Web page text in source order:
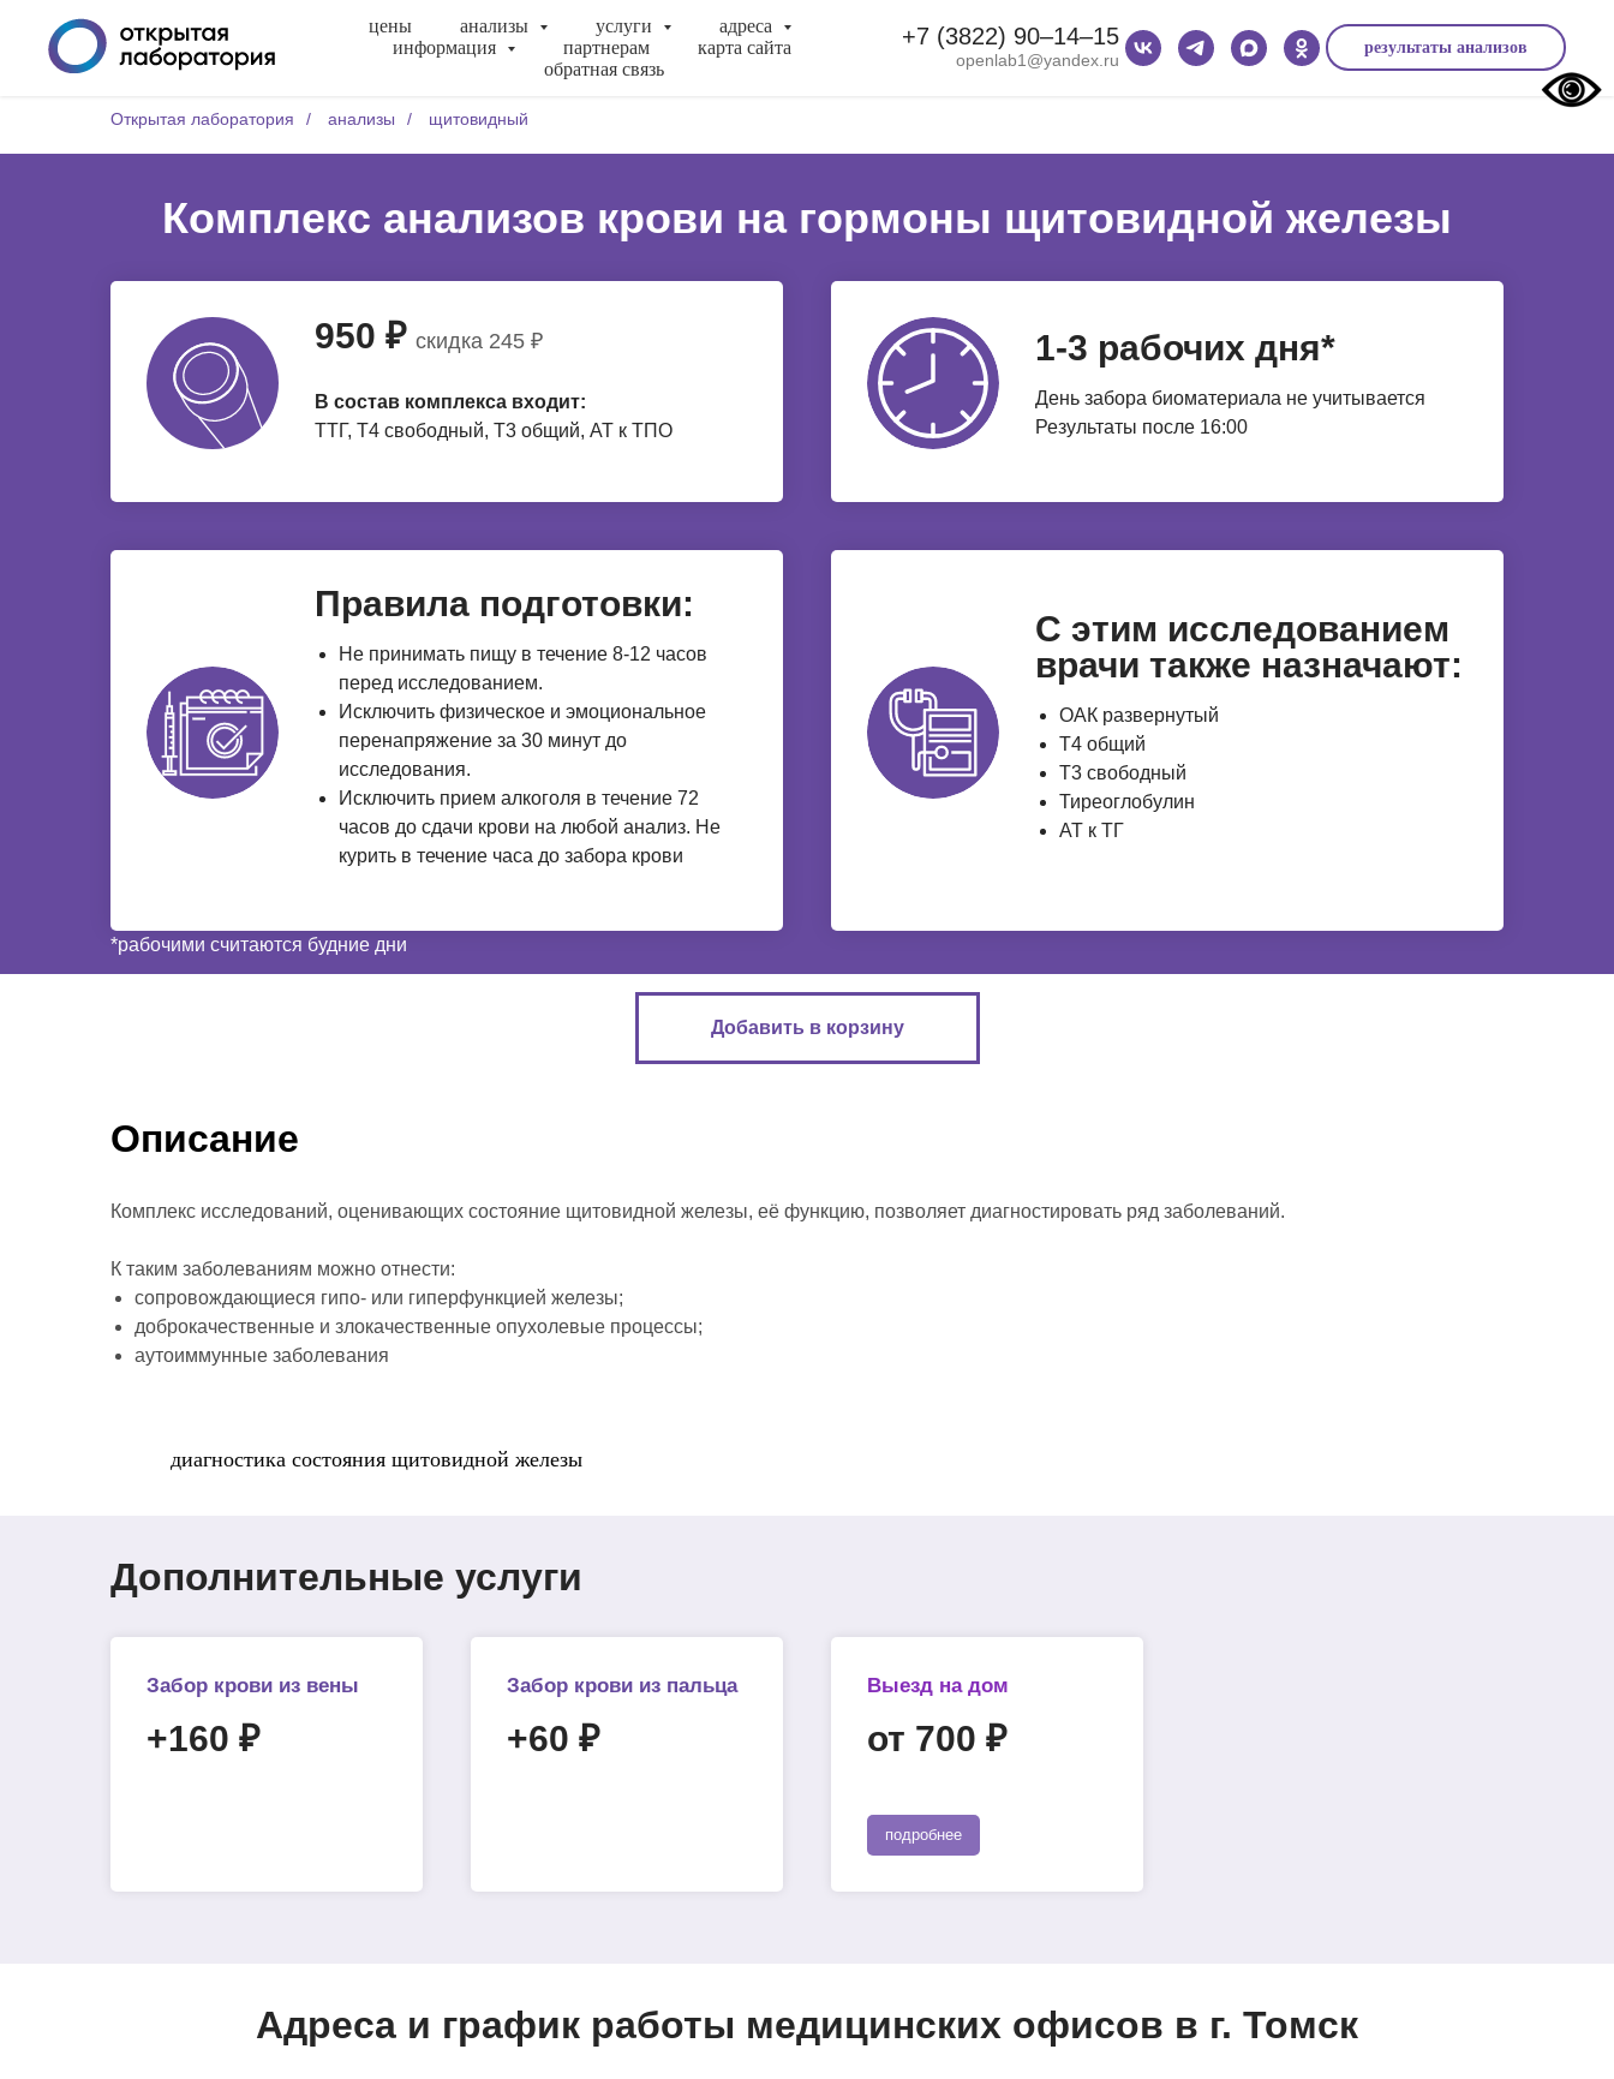
цены анализы услуги
адреса
информация
партнерам
карта сайта
обратная связь
+7 (3822) 90‒14‒15
openlab1@yandex.ru
результаты анализов
Открытая лаборатория / анализы / щитовидный
Комплекс анализов крови на гормоны щитовидной железы
950 ₽ скидка 245 ₽
В состав комплекса входит:
ТТГ, Т4 свободный, Т3 общий, АТ к ТПО
1-3 рабочих дня*
День забора биоматериала не учитывается
Результаты после 16:00
Правила подготовки:
Не принимать пищу в течение 8-12 часов
перед исследованием.
Исключить физическое и эмоциональное
перенапряжение за 30 минут до
исследования.
Исключить прием алкоголя в течение 72
часов до сдачи крови на любой анализ. Не
курить в течение часа до забора крови
С этим исследованием
врачи также назначают:
ОАК развернутый
Т4 общий
Т3 свободный
Тиреоглобулин
АТ к ТГ
*рабочими считаются будние дни
Добавить в корзину
Описание
Комплекс исследований, оценивающих состояние щитовидной железы, её функцию, позволяет диагностировать ряд заболеваний.
К таким заболеваниям можно отнести:
сопровождающиеся гипо- или гиперфункцией железы;
доброкачественные и злокачественные опухолевые процессы;
аутоиммунные заболевания
диагностика состояния щитовидной железы
Дополнительные услуги
Забор крови из вены
+160 ₽
Забор крови из пальца
+60 ₽
Выезд на дом
от 700 ₽
подробнее
Адреса и график работы медицинских офисов в г. Томск